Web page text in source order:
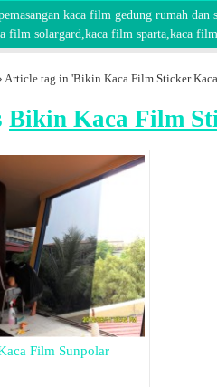
kaca film gedung rumah dan
film solargard,kaca film sparta,kaca
Article tag in 'Bikin Kaca Film Sticker
Bikin Kaca Film
Film Sunpolar